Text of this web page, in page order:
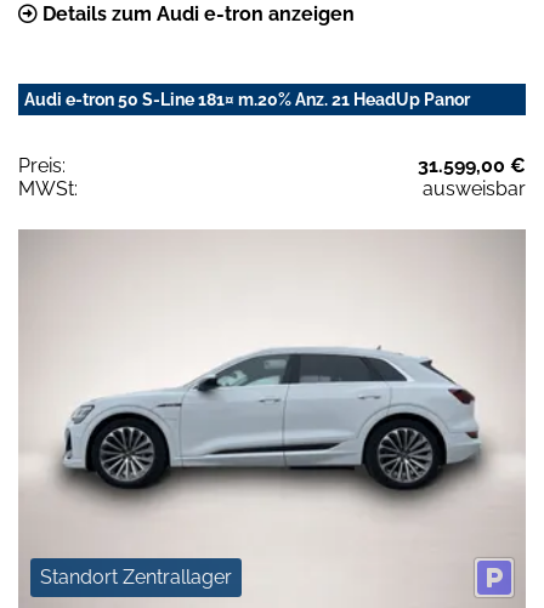
Details zum Audi e-tron anzeigen
Audi e-tron 50 S-Line 181¤ m.20% Anz. 21 HeadUp Panor
Preis:
31.599,00 €
MWSt:
ausweisbar
Standort Zentrallager